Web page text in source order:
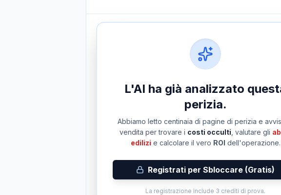
L'AI ha già analizzato
perizia.
Abbiamo letto centinaia di pagine di perizia e
vendita per trovare i costi occulti , valutare gli
edilizi e calcolare il vero ROI dell'operazione.
Registrati per Sbloccare (Gratis)
La registrazione include 3 crediti di prova.